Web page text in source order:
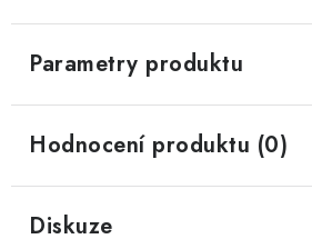
Parametry produktu
Hodnocení produktu (0)
Diskuze